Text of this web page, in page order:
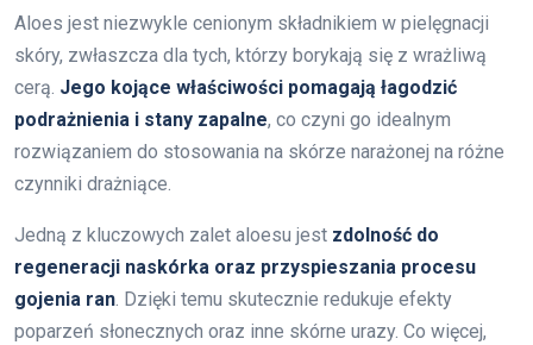
Aloes jest niezwykle cenionym składnikiem w pielęgnacji
skóry, zwłaszcza dla tych, którzy borykają się z wrażliwą
cerą. Jego kojące właściwości pomagają łagodzić
podrażnienia i stany zapalne, co czyni go idealnym
rozwiązaniem do stosowania na skórze narażonej na różne
czynniki drażniące.
Jedną z kluczowych zalet aloesu jest zdolność do
regeneracji naskórka oraz przyspieszania procesu
gojenia ran. Dzięki temu skutecznie redukuje efekty
poparzeń słonecznych oraz inne skórne urazy. Co więcej,